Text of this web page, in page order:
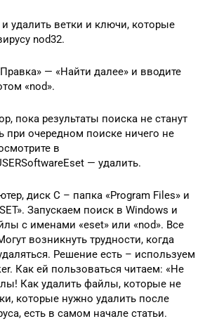
удалить ветки и ключи, которые
nod32.
— «Найти далее» и вводите
«nod».
пока результаты поиска не станут
при очередном поиске ничего не
в
— удалить.
диск С – папка «Program Files» и
Запускаем поиск в Windows и
с именами «eset» или «nod». Все
возникнуть трудности, когда
Решение есть – используем
Как ей пользоваться читаем: «Не
Как удалить файлы, которые не
которые нужно удалить после
есть в самом начале статьи.